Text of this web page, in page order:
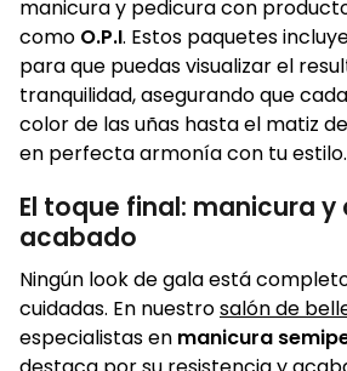
manicura y pedicura con
como O.P.I. Estos paquetes
para que puedas visualizar el
tranquilidad, asegurando que
color de las uñas hasta el matiz
en perfecta armonía con tu estilo.
El toque final: manicura y
acabado
Ningún look de gala está
cuidadas. En nuestrosalón de
especialistas en manicura